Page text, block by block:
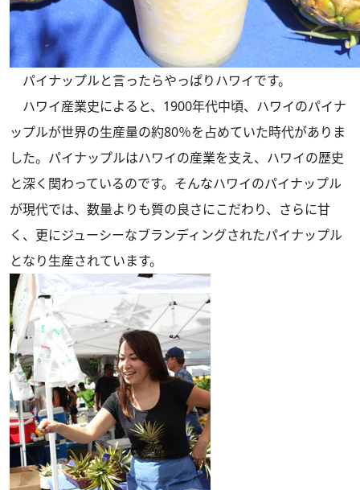
パイナップルと言ったらやっぱりハワイです。
ハワイ産業史によると、1900年代中頃、ハワイのパイナ
ップルが世界の生産量の約80％を占めていた時代がありま
した。パイナップルはハワイの産業を支え、ハワイの歴史
と深く関わっているのです。そんなハワイのパイナップル
が現代では、数量よりも質の良さにこだわり、さらに甘
く、更にジューシーなブランディングされたパイナップル
となり生産されています。